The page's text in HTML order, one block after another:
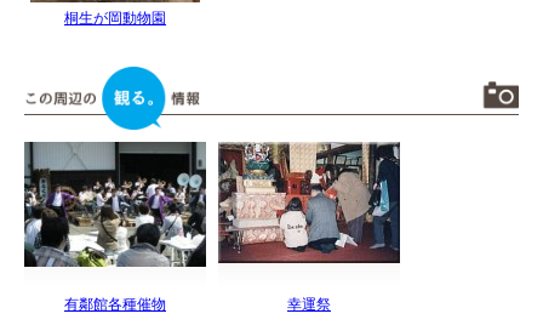
桐生が岡動物園
有鄰館各種催物 幸運祭